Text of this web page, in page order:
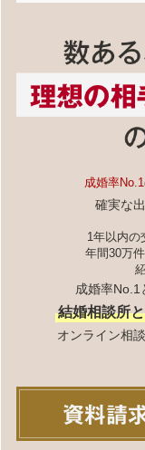
成婚率No.1
確実な
1年以内の
年間30万
成婚率No.1
結婚相談所
オンライン相